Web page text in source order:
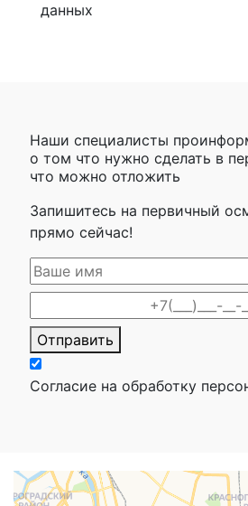
данных
Наши специалисты
о том что нужно сделать в
что можно отложить
Запишитесь на первичный
прямо сейчас!
Отправить
Согласие на обработку